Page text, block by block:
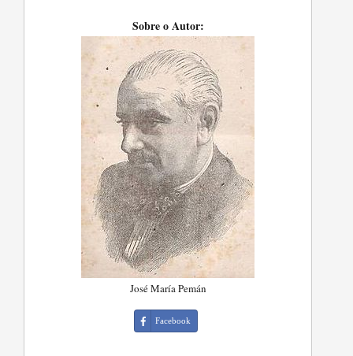
Sobre o Autor:
José María Pemán
Facebook